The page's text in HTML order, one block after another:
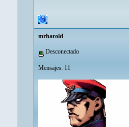
mrharold
Desconectado
Mensajes: 11